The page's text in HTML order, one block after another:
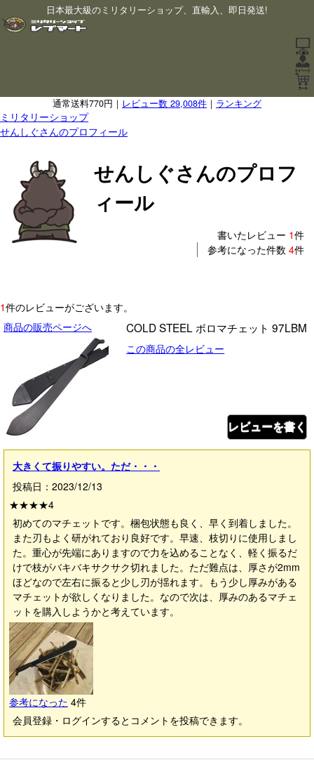
日本最大級のミリタリーショップ、直輸入、即日発送!
通常送料770円｜ レビュー数 29,008件 ｜ ランキング
ミリタリーショップ
せんしぐさんのプロフィール
せんしぐさんのプロフ
ィール
書いたレビュー 1件
参考になった件数 4件
1件のレビューがございます。
商品の販売ページへ
COLD STEEL ボロマチェット 97LBM
この商品の全レビュー
レビューを書く
大きくて振りやすい。ただ・・・
投稿日：2023/12/13
★★★★4
初めてのマチェットです。梱包状態も良く、早く到着しました。
また刃もよく研がれており良好です。早速、枝切りに使用しまし
た。重心が先端にありますので力を込めることなく、軽く振るだ
けで枝がバキバキサクサク切れました。ただ難点は、厚さが2mm
ほどなので左右に振ると少し刃が揺れます。もう少し厚みがある
マチェットが欲しくなりました。なので次は、厚みのあるマチェ
ットを購入しようかと考えています。
参考になった 4件
会員登録・ログインするとコメントを投稿できます。